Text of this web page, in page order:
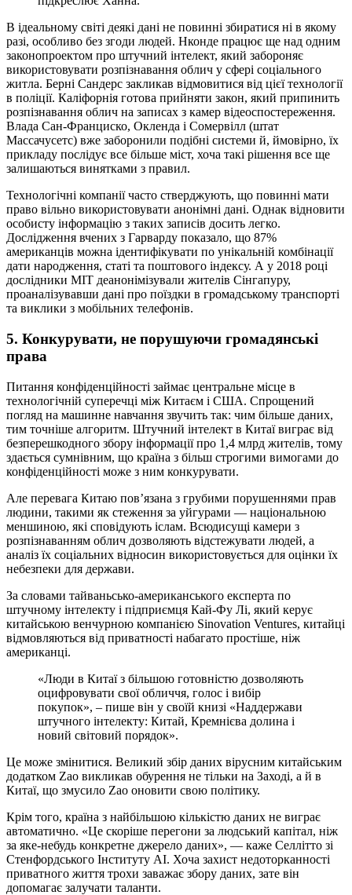
В ідеальному світі деякі дані не повинні збиратися ні в якому
разі, особливо без згоди людей. Нконде працює ще над одним
законопроектом про штучний інтелект, який забороняє
використовувати розпізнавання облич у сфері соціального
житла. Берні Сандерс закликав відмовитися від цієї технології
в поліції. Каліфорнія готова прийняти закон, який припинить
розпізнавання облич на записах з камер відеоспостереження.
Влада Сан-Франциско, Окленда і Сомервілл (штат
Массачусетс) вже заборонили подібні системи й, ймовірно, їх
прикладу послідує все більше міст, хоча такі рішення все ще
залишаються винятками з правил.
Технологічні компанії часто стверджують, що повинні мати
право вільно використовувати анонімні дані. Однак відновити
особисту інформацію з таких записів досить легко.
Дослідження вчених з Гарварду показало, що 87%
американців можна ідентифікувати по унікальній комбінації
дати народження, статі та поштового індексу. А у 2018 році
дослідники MIT деанонімізували жителів Сінгапуру,
проаналізувавши дані про поїздки в громадському транспорті
та виклики з мобільних телефонів.
5. Конкурувати, не порушуючи громадянські
права
Питання конфіденційності займає центральне місце в
технологічній суперечці між Китаєм і США. Спрощений
погляд на машинне навчання звучить так: чим більше даних,
тим точніше алгоритм. Штучний інтелект в Китаї виграє від
безперешкодного збору інформації про 1,4 млрд жителів, тому
здається сумнівним, що країна з більш строгими вимогами до
конфіденційності може з ним конкурувати.
Але перевага Китаю пов’язана з грубими порушеннями прав
людини, такими як стеження за уйгурами — національною
меншиною, які сповідують іслам. Всюдисущі камери з
розпізнаванням облич дозволяють відстежувати людей, а
аналіз їх соціальних відносин використовується для оцінки їх
небезпеки для держави.
За словами тайваньсько-американського експерта по
штучному інтелекту і підприємця Кай-Фу Лі, який керує
китайською венчурною компанією Sinovation Ventures, китайці
відмовляються від приватності набагато простіше, ніж
американці.
«Люди в Китаї з більшою готовністю дозволяють
оцифровувати свої обличчя, голос і вибір
покупок», – пише він у своїй книзі «Наддержави
штучного інтелекту: Китай, Кремнієва долина і
новий світовий порядок».
Це може змінитися. Великий збір даних вірусним китайським
додатком Zao викликав обурення не тільки на Заході, а й в
Китаї, що змусило Zao оновити свою політику.
Крім того, країна з найбільшою кількістю даних не виграє
автоматично. «Це скоріше перегони за людський капітал, ніж
за яке-небудь конкретне джерело даних», — каже Селлітто зі
Стенфордського Інституту AI. Хоча захист недоторканності
приватного життя трохи заважає збору даних, зате він
допомагає залучати таланти.